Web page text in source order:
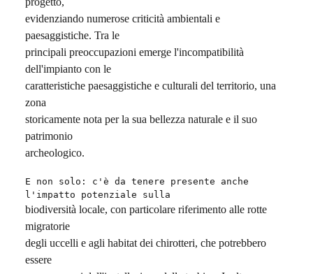
evidenziando numerose criticità ambientali e
paesaggistiche. Tra le
principali preoccupazioni emerge l'incompatibilità
dell'impianto con le
caratteristiche paesaggistiche e culturali del territorio, una
zona
storicamente nota per la sua bellezza naturale e il suo
patrimonio
archeologico.
E non solo: c'è da tenere presente anche
l'impatto potenziale sulla
biodiversità locale, con particolare riferimento alle rotte
migratorie
degli uccelli e agli habitat dei chirotteri, che potrebbero
essere